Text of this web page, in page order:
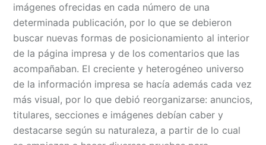
imágenes ofrecidas en cada número de una
determinada publicación, por lo que se debieron
buscar nuevas formas de posicionamiento al interior
de la página impresa y de los comentarios que las
acompañaban. El creciente y heterogéneo universo
de la información impresa se hacía además cada vez
más visual, por lo que debió reorganizarse: anuncios,
titulares, secciones e imágenes debían caber y
destacarse según su naturaleza, a partir de lo cual